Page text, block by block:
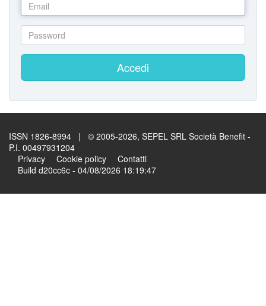
Accedi
ISSN 1826-8994 | © 2005-2026, SEPEL SRL Società Benefit -
P.I. 00497931204
Privacy
Cookie policy
Contatti
Build d20cc6c - 04/08/2026 18:19:47